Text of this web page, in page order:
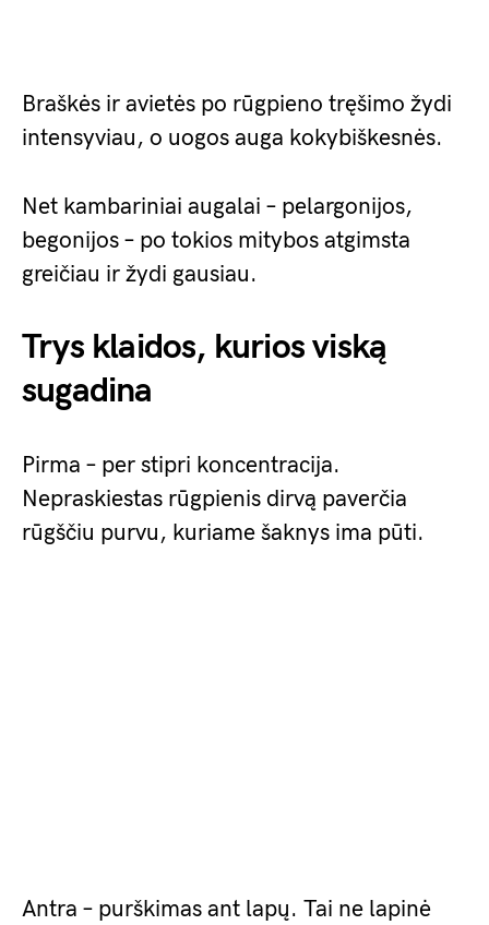
Braškės ir avietės po rūgpieno tręšimo žydi
intensyviau, o uogos auga kokybiškesnės.
Net kambariniai augalai – pelargonijos,
begonijos – po tokios mitybos atgimsta
greičiau ir žydi gausiau.
Trys klaidos, kurios viską
sugadina
Pirma – per stipri koncentracija.
Nepraskiestas rūgpienis dirvą paverčia
rūgščiu purvu, kuriame šaknys ima pūti.
Antra – purškimas ant lapų. Tai ne lapinė